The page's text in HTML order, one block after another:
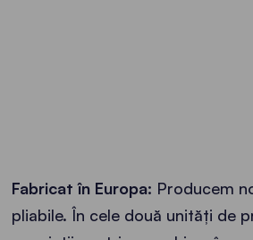
Fabricat în Europa: Producem
pliabile. În cele două unități de